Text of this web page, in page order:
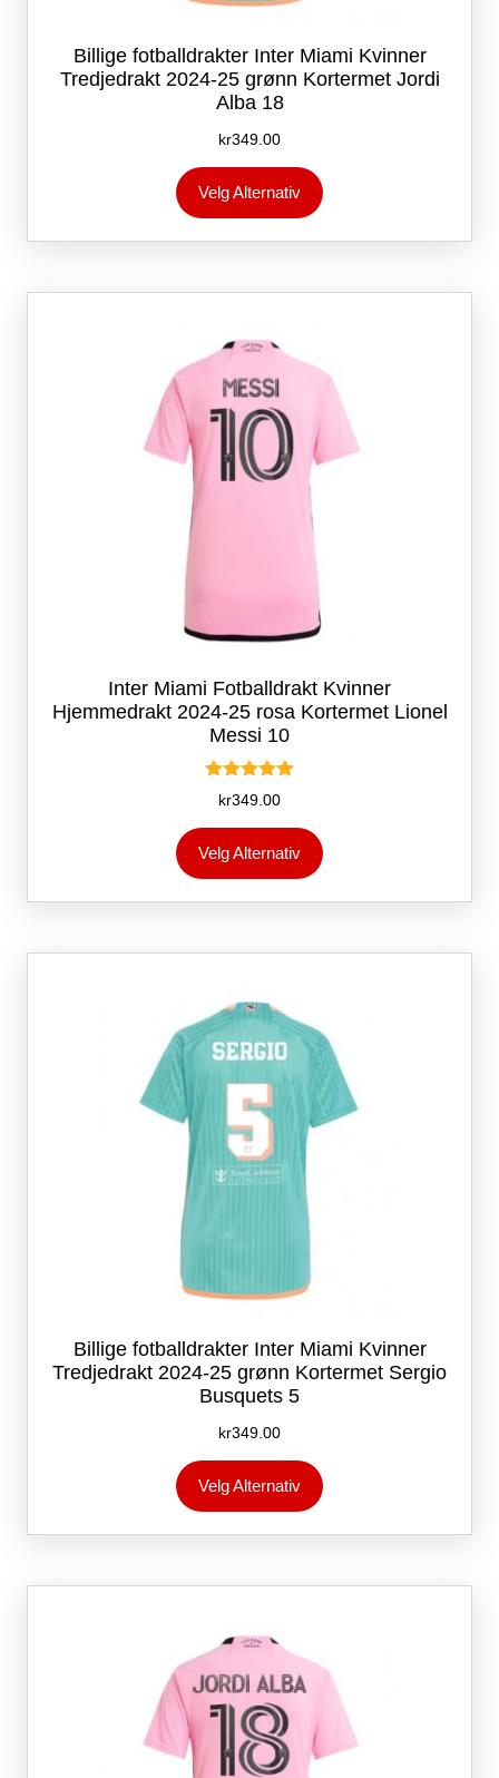
Billige fotballdrakter Inter Miami Kvinner
Tredjedrakt 2024-25 grønn Kortermet Jordi
Alba 18
kr349.00
Velg Alternativ
produktet
flere
Alternativene
på
produktsiden
Inter Miami Fotballdrakt Kvinner
Hjemmedrakt 2024-25 rosa Kortermet Lionel
Messi 10
Vurdert
5.00
av 5
kr349.00
Velg Alternativ
produktet
flere
Alternativene
på
produktsiden
Billige fotballdrakter Inter Miami Kvinner
Tredjedrakt 2024-25 grønn Kortermet Sergio
Busquets 5
kr349.00
Velg Alternativ
produktet
flere
Alternativene
produktsiden